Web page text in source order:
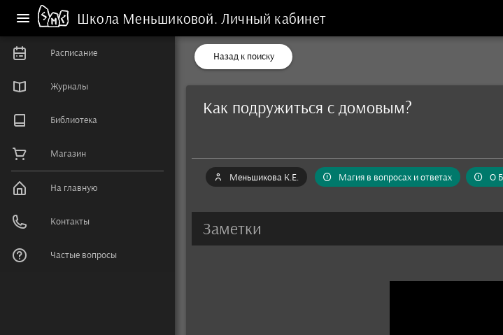
Школа Меньшиковой. Личный кабинет
Расписание
Журналы
Библиотека
Магазин
На главную
Контакты
Частые вопросы
Назад к поиску
Как подружиться с домовым?
Меньшикова К.Е. Магия в вопросах и ответах О
Заметки